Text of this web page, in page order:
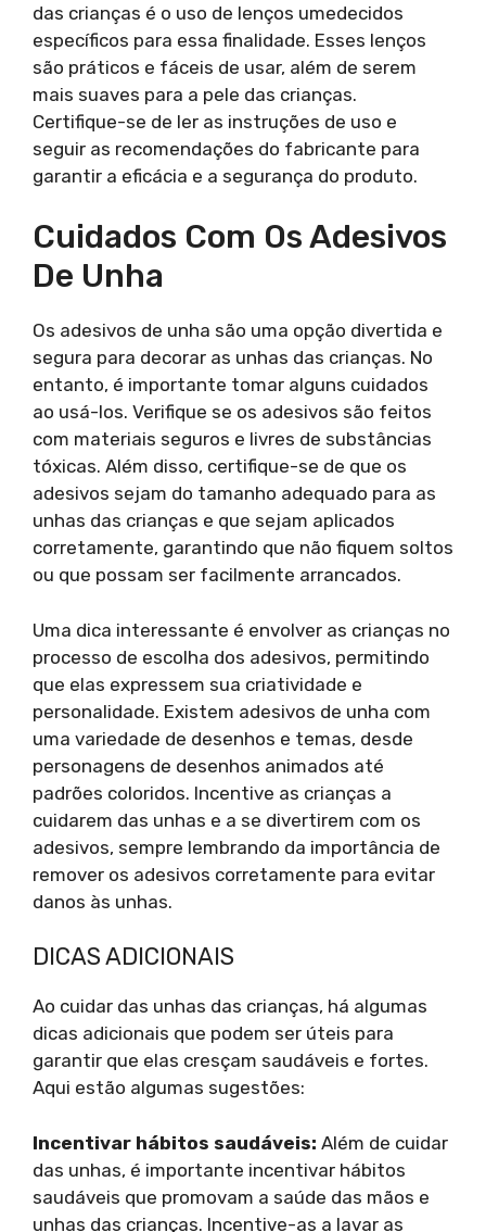
das crianças é o uso de lenços umedecidos
específicos para essa finalidade. Esses lenços
são práticos e fáceis de usar, além de serem
mais suaves para a pele das crianças.
Certifique-se de ler as instruções de uso e
seguir as recomendações do fabricante para
garantir a eficácia e a segurança do produto.
Cuidados Com Os Adesivos
De Unha
Os adesivos de unha são uma opção divertida e
segura para decorar as unhas das crianças. No
entanto, é importante tomar alguns cuidados
ao usá-los. Verifique se os adesivos são feitos
com materiais seguros e livres de substâncias
tóxicas. Além disso, certifique-se de que os
adesivos sejam do tamanho adequado para as
unhas das crianças e que sejam aplicados
corretamente, garantindo que não fiquem soltos
ou que possam ser facilmente arrancados.
Uma dica interessante é envolver as crianças no
processo de escolha dos adesivos, permitindo
que elas expressem sua criatividade e
personalidade. Existem adesivos de unha com
uma variedade de desenhos e temas, desde
personagens de desenhos animados até
padrões coloridos. Incentive as crianças a
cuidarem das unhas e a se divertirem com os
adesivos, sempre lembrando da importância de
remover os adesivos corretamente para evitar
danos às unhas.
DICAS ADICIONAIS
Ao cuidar das unhas das crianças, há algumas
dicas adicionais que podem ser úteis para
garantir que elas cresçam saudáveis e fortes.
Aqui estão algumas sugestões:
Incentivar hábitos saudáveis: Além de cuidar
das unhas, é importante incentivar hábitos
saudáveis que promovam a saúde das mãos e
unhas das crianças. Incentive-as a lavar as